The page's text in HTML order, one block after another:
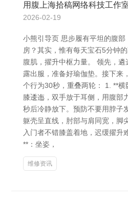
用腹上海拾稿网络科技工作
2026-02-19
小熊引导页 思步履有平坦的腹
房？其实，惟有每天宝石5分钟
腹肌，擢升中枢力量。 领先，
露出服，准备好瑜伽垫。接下来
个行为30秒，重叠两轮： 1. **横
膝逶迤，双手放于耳侧，用腹部
秒后冷静放下。预防不要用脖子
躯壳呈直线，肘部与肩同宽，脚
入门者不错膝盖着地，迟缓擢升
**：坐姿，
维修资讯